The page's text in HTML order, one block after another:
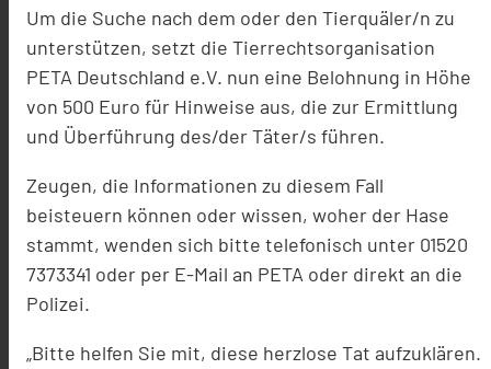
Um die Suche nach dem oder den Tierquäler/n zu
unterstützen, setzt die Tierrechtsorganisation
PETA Deutschland e.V. nun eine Belohnung in Höhe
von 500 Euro für Hinweise aus, die zur Ermittlung
und Überführung des/der Täter/s führen.
Zeugen, die Informationen zu diesem Fall
beisteuern können oder wissen, woher der Hase
stammt, wenden sich bitte telefonisch unter 01520
7373341 oder per E-Mail an PETA oder direkt an die
Polizei.
„Bitte helfen Sie mit, diese herzlose Tat aufzuklären.